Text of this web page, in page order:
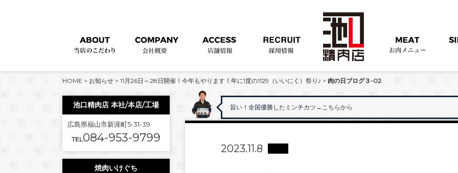
HOME > お知らせ > 11月26日～28日開催！今年もやります！年に1度の1129（いいにく）祭り♪ > 肉の日ブログ３-02
旨い！全国優勝したミンチカツ →こちらから
2023.11.8
池口精肉店 本社/本店/工場
広島県福山市新涯町5-31-39
TEL084-953-9799
焼肉いけぐち